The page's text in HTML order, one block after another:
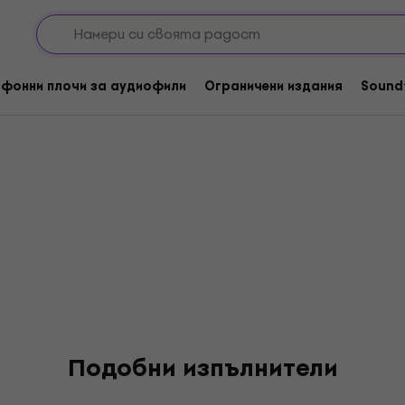
плочи за аудиофили Ограничени издания
Подобни изпълнители